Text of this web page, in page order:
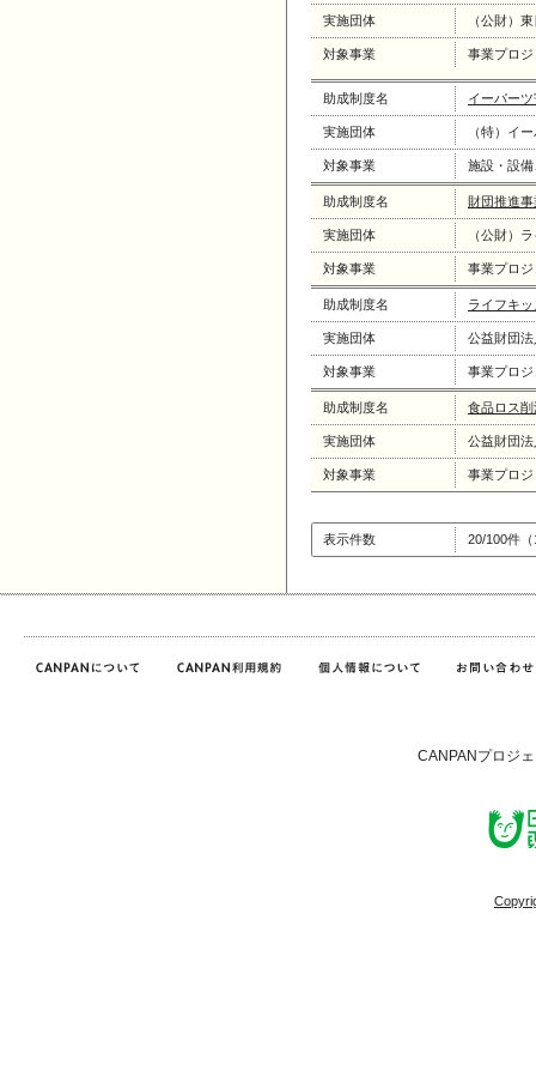
実施団体 （公財）
対象事業 事業プロ
助成制度名 イーパー
実施団体 （特）イ
対象事業 施設・設
助成制度名 財団推進事
実施団体 （公財）
対象事業 事業プロ
助成制度名 ライフキ
実施団体 公益財団
対象事業 事業プロ
助成制度名 食品ロス
実施団体 公益財団
対象事業 事業プロ
表示件数 20/100件
CANPANプロジ